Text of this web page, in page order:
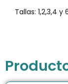
Tallas: 1,2,3,4 y